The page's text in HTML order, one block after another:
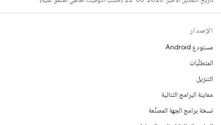
الإصدار
مستودع Android
المتطلّبات
التنزيل
معاينة البرامج الثنائية
نسخة برامج الجهة المصنِّعة